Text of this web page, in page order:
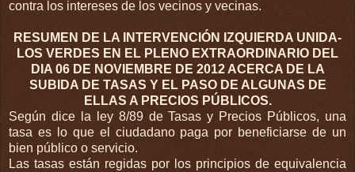
contra los intereses de los vecinos y vecinas.
RESUMEN DE LA INTERVENCIÓN IZQUIERDA UNIDA-
LOS VERDES EN EL PLENO EXTRAORDINARIO DEL
DIA 06 DE NOVIEMBRE DE 2012 ACERCA DE LA
SUBIDA DE TASAS Y EL PASO DE ALGUNAS DE
ELLAS A PRECIOS PÚBLICOS.
Según dice la ley 8/89 de Tasas y Precios Públicos, una
tasa es lo que el ciudadano paga por beneficiarse de un
bien público o servicio.
Las tasas están regidas por los principios de equivalencia